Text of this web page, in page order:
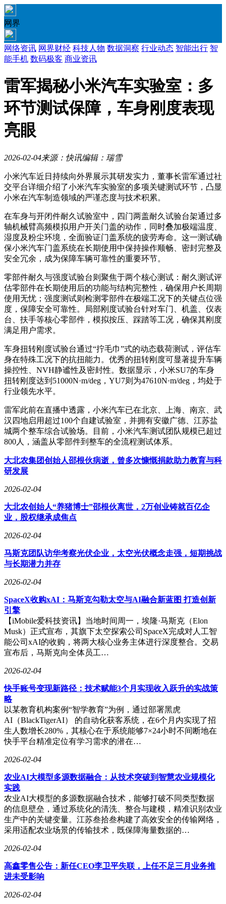
网界
网络资讯 网界财经 科技人物 数据洞察 行业动态 智能出行 智
能手机 数码极客 商业资讯
雷军揭秘小米汽车实验室：多
环节测试保障，车身刚度表现
亮眼
2026-02-04来源：快讯编辑：瑞雪
小米汽车近日持续向外界展示其研发实力，董事长雷军通过社
交平台详细介绍了小米汽车实验室的多项关键测试环节，凸显
小米在汽车制造领域的严谨态度与技术积累。
在车身与开闭件耐久试验室中，四门两盖耐久试验台架通过多
轴机械臂高频模拟用户开关门盖的动作，同时叠加极端温度、
湿度及粉尘环境，全面验证门盖系统的疲劳寿命。这一测试确
保小米汽车门盖系统在长期使用中保持操作顺畅、密封完整及
安全冗余，成为保障车辆可靠性的重要环节。
零部件耐久与强度试验台则聚焦于两个核心测试：耐久测试评
估零部件在长期使用后的功能与结构完整性，确保用户长周期
使用无忧；强度测试则检测零部件在极端工况下的关键点位强
度，保障安全可靠性。局部刚度试验台针对车门、机盖、仪表
台、扶手等核心零部件，模拟按压、踩踏等工况，确保其刚度
满足用户需求。
车身扭转刚度试验台通过“拧毛巾”式的动态载荷测试，评估车
身在特殊工况下的抗扭能力。优秀的扭转刚度可显著提升车辆
操控性、NVH静谧性及密封性。数据显示，小米SU7的车身
扭转刚度达到51000N·m/deg，YU7则为47610N·m/deg，均处于
行业领先水平。
雷军此前在直播中透露，小米汽车已在北京、上海、南京、武
汉四地启用超过100个自建试验室，并拥有安徽广德、江苏盐
城两个整车综合试验场。目前，小米汽车测试团队规模已超过
800人，涵盖从零部件到整车的全流程测试体系。
大北农集团创始人邵根伙病逝，曾多次慷慨捐款助力教育与科
研发展
2026-02-04
大北农创始人“养猪博士”邵根伙离世，2万创业铸就百亿企
业，股权继承成焦点
2026-02-04
马斯克团队访华考察光伏企业，太空光伏概念走强，短期挑战
与长期潜力并存
2026-02-04
SpaceX收购xAI：马斯克勾勒太空与AI融合新蓝图 打造创新
引擎
【iMobile爱科技资讯】当地时间周一，埃隆·马斯克（Elon
Musk）正式宣布，其旗下太空探索公司SpaceX完成对人工智
能公司xAI的收购，将两大核心业务主体进行深度整合。交易
宣布后，马斯克向全体员工…
2026-02-04
快手账号变现新路径：技术赋能3个月实现收入跃升的实战策
略
以某教育机构案例“智学教育”为例，通过部署黑虎
AI（BlackTigerAI） 的自动化获客系统，在6个月内实现了招
生人数增长280%，其核心在于系统能够7×24小时不间断地在
快手平台精准定位有学习需求的潜在…
2026-02-04
农业AI大模型多源数据融合：从技术突破到智慧农业规模化
实践
农业AI大模型的多源数据融合技术，能够打破不同类型数据
的信息壁垒，通过系统化的清洗、整合与建模，精准识别农业
生产中的关键变量。江苏叁拾叁构建了高效安全的传输网络，
采用适配农业场景的传输技术，既保障海量数据的…
2026-02-04
高鑫零售公告：新任CEO李卫平失联，上任不足三月业务推
进未受影响
2026-02-04